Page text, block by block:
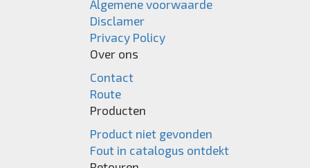
Algemene voorwaarde
Disclamer
Privacy Policy
Over ons
Contact
Route
Producten
Product niet gevonden
Fout in catalogus ontdekt